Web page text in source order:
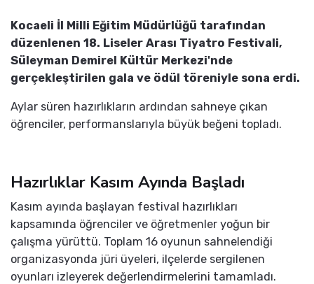
Kocaeli İl Milli Eğitim Müdürlüğü tarafından
düzenlenen 18. Liseler Arası Tiyatro Festivali,
Süleyman Demirel Kültür Merkezi'nde
gerçekleştirilen gala ve ödül töreniyle sona erdi.
Aylar süren hazırlıkların ardından sahneye çıkan
öğrenciler, performanslarıyla büyük beğeni topladı.
Hazırlıklar Kasım Ayında Başladı
Kasım ayında başlayan festival hazırlıkları
kapsamında öğrenciler ve öğretmenler yoğun bir
çalışma yürüttü. Toplam 16 oyunun sahnelendiği
organizasyonda jüri üyeleri, ilçelerde sergilenen
oyunları izleyerek değerlendirmelerini tamamladı.